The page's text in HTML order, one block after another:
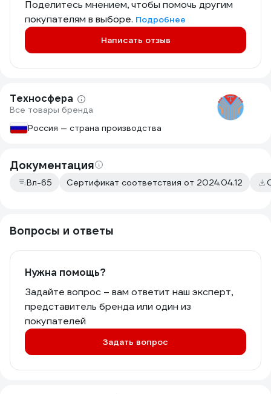
Поделитесь мнением, чтобы помочь другим
покупателям в выборе. Подробнее
Написать отзыв
Техносфера
Все товары бренда
Россия — страна производства
Документация
Вл-65 Сертификат соответствия от 2024.04.12
Вопросы и ответы
Нужна помощь?
Задайте вопрос – вам ответит наш эксперт,
представитель бренда или один из
покупателей
Задать вопрос